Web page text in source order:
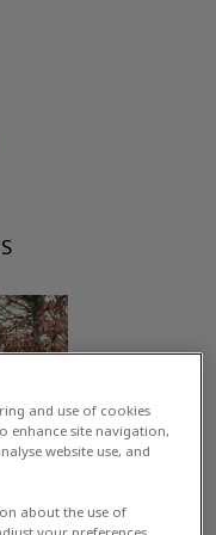
and use of cookies
enhance site navigation,
website use, and
about the use of
your preferences.